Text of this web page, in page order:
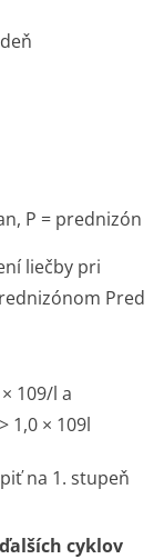
P = prednizón
liečby pri
Pred
109/l a
1,0 × 109l
na 1. stupeň
cyklov